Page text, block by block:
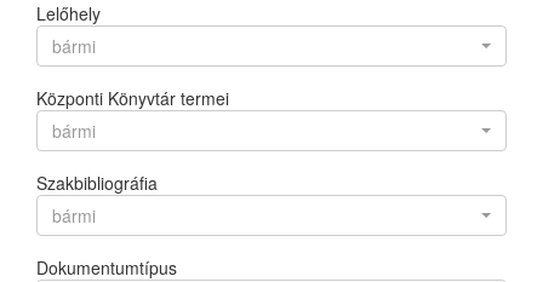
Lelőhely
bármi
Központi Könyvtár termei
bármi
Szakbibliográfia
bármi
Dokumentumtípus